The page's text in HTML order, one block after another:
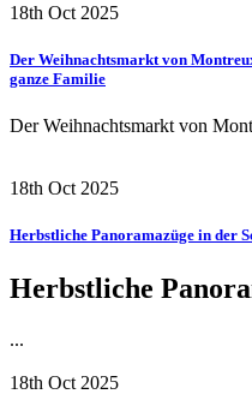
18th Oct 2025
Der Weihnachtsmarkt von
ganze Familie
Der Weihnachtsmarkt von
18th Oct 2025
Herbstliche Panoramazüge in der
Herbstliche
...
18th Oct 2025